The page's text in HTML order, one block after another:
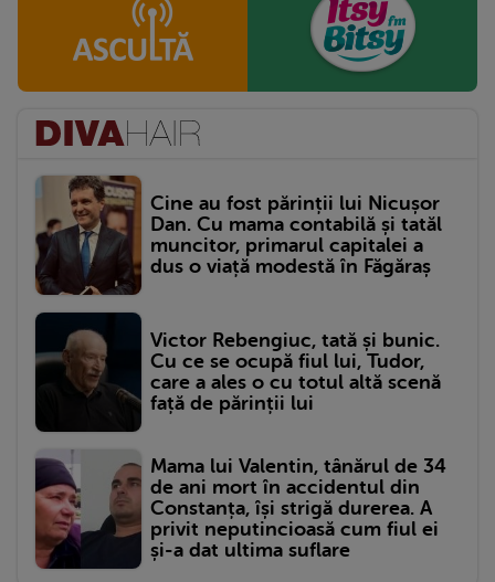
Cine au fost părinții lui Nicușor
Dan. Cu mama contabilă și tatăl
muncitor, primarul capitalei a
dus o viață modestă în Făgăraș
Victor Rebengiuc, tată și bunic.
Cu ce se ocupă fiul lui, Tudor,
care a ales o cu totul altă scenă
față de părinții lui
Mama lui Valentin, tânărul de 34
de ani mort în accidentul din
Constanța, își strigă durerea. A
privit neputincioasă cum fiul ei
și-a dat ultima suflare